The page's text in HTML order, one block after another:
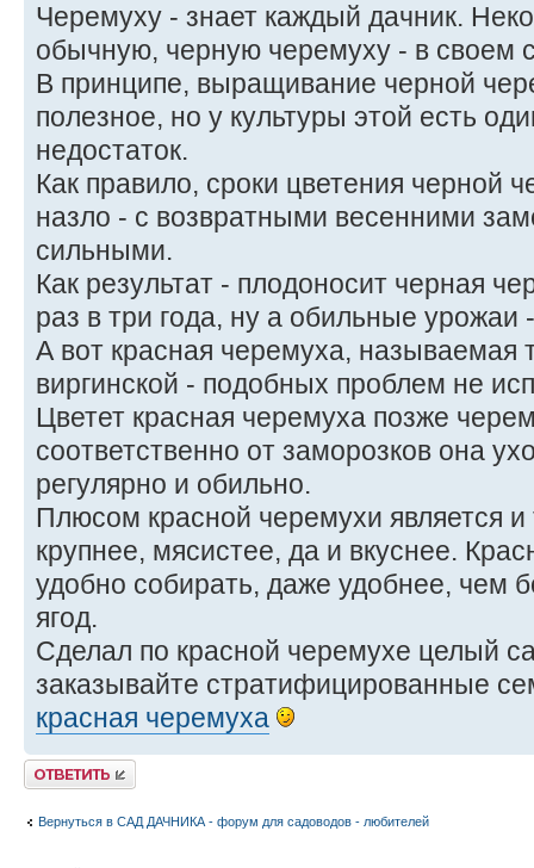
Черемуху - знает каждый дачник.
обычную, черную черемуху - в своем
В принципе, выращивание черной
полезное, но у культуры этой есть
недостаток.
Как правило, сроки цветения черной
назло - с возвратными весенними
сильными.
Как результат - плодоносит черная
раз в три года, ну а обильные
А вот красная черемуха, называемая
виргинской - подобных проблем не
Цветет красная черемуха позже
соответственно от заморозков она
регулярно и обильно.
Плюсом красной черемухи является и
крупнее, мясистее, да и вкуснее.
удобно собирать, даже удобнее, чем
ягод.
Сделал по красной черемухе целый
заказывайте стратифицированные
красная черемуха
Ответить
Вернуться в САД ДАЧНИКА - форум для садоводов - любителей